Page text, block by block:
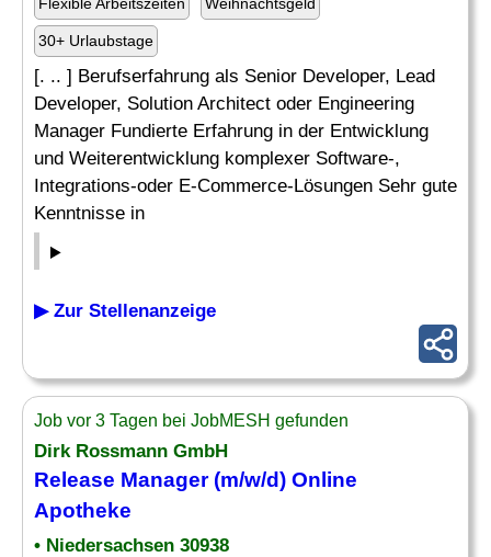
30+ Urlaubstage
[. .. ] Berufserfahrung als Senior Developer, Lead
Developer, Solution Architect oder Engineering
Manager Fundierte Erfahrung in der Entwicklung
und Weiterentwicklung komplexer Software-,
Integrations-oder E-Commerce-Lösungen Sehr gute
Kenntnisse in
▶ Zur Stellenanzeige
Job vor 3 Tagen bei JobMESH gefunden
Dirk Rossmann GmbH
Release Manager (m/w/d) Online
Apotheke
• Niedersachsen 30938